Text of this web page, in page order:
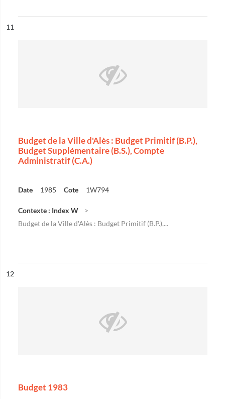
n°
11
Budget de la Ville d'Alès : Budget Primitif (B.P.),
Budget Supplémentaire (B.S.), Compte
Administratif (C.A.)
Date 1985 Cote 1W794
Contexte : Index W
Budget de la Ville d'Alès : Budget Primitif (B.P.),...
n°
12
Budget 1983